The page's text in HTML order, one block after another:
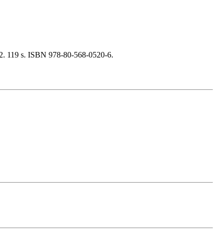
119 s. ISBN 978-80-568-0520-6.